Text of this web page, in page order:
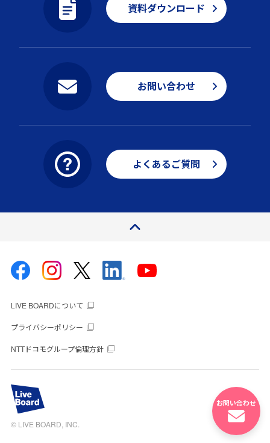
資料ダウンロード
お問い合わせ
よくあるご質問
LIVE BOARDについて
プライバシーポリシー
NTTドコモグループ倫理方針
© LIVE BOARD, INC.
お問い合わせ